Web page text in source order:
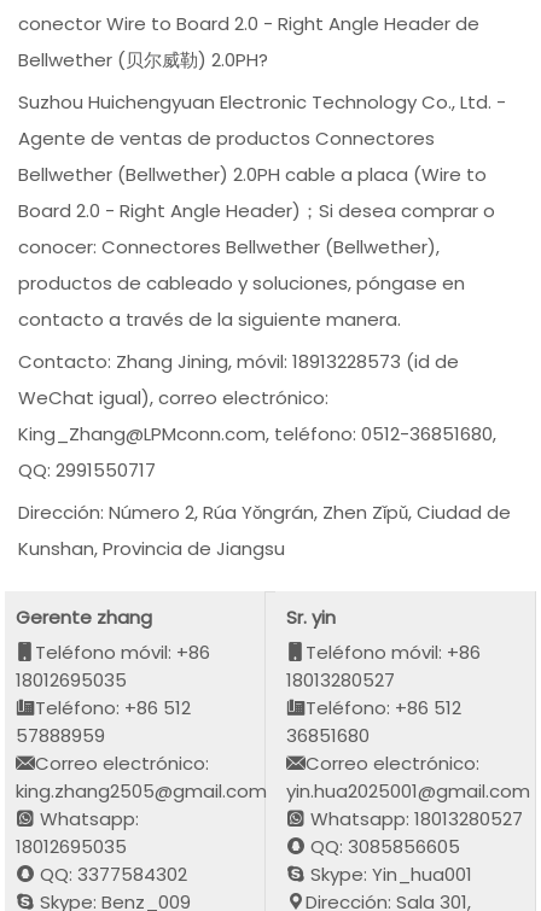
conector Wire to Board 2.0 - Right Angle Header de
Bellwether (贝尔威勒) 2.0PH?
Suzhou Huichengyuan Electronic Technology Co., Ltd. -
Agente de ventas de productos Connectores
Bellwether (Bellwether) 2.0PH cable a placa (Wire to
Board 2.0 - Right Angle Header)；Si desea comprar o
conocer: Connectores Bellwether (Bellwether),
productos de cableado y soluciones, póngase en
contacto a través de la siguiente manera.
Contacto: Zhang Jining, móvil: 18913228573 (id de
WeChat igual), correo electrónico:
King_Zhang@LPMconn.com, teléfono: 0512-36851680,
QQ: 2991550717
Dirección: Número 2, Rúa Yǒngrán, Zhen Zǐpǔ, Ciudad de
Kunshan, Provincia de Jiangsu
Gerente zhang
Teléfono móvil: +86
18012695035
Teléfono: +86 512
57888959
Correo electrónico:
king.zhang2505@gmail.com
Whatsapp:
18012695035
QQ: 3377584302
Skype: Benz_009
Sr. yin
Teléfono móvil: +86
18013280527
Teléfono: +86 512
36851680
Correo electrónico:
yin.hua2025001@gmail.com
Whatsapp: 18013280527
QQ: 3085856605
Skype: Yin_hua001
Dirección: Sala 301,